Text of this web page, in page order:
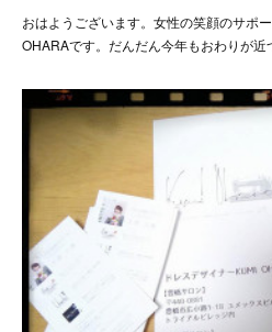
おはようございます。女性の笑顔のサ
OHARAです。だんだん今年もおわりが